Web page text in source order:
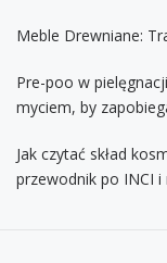
Meble Drewniane:
Pre-poo w
myciem, by
Jak czytać skład
przewodnik po INCI i